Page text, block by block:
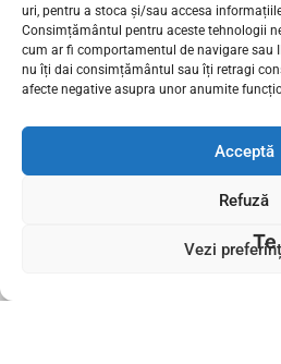
uri, pentru a stoca și/sau accesa
Consimțământul pentru aceste tehnologii
cum ar fi comportamentul de navigare sau
nu îți dai consimțământul sau îți retragi
afecte negative asupra unor anumite
Acceptă
Refuză
Vezi
Desfundare coloana
Sector 5 | 0730
INSTALATORI